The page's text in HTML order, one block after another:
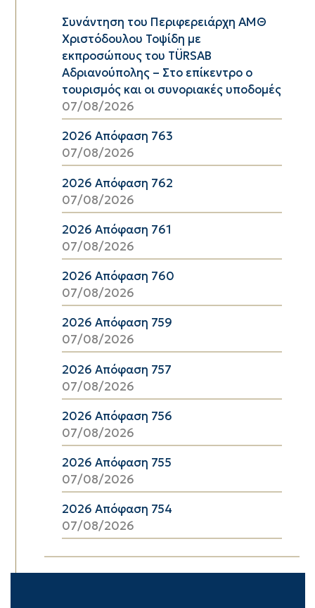
Συνάντηση του Περιφερειάρχη ΑΜΘ
Χριστόδουλου Τοψίδη με
εκπροσώπους του TÜRSAB
Αδριανούπολης – Στο επίκεντρο ο
τουρισμός και οι συνοριακές υποδομές
07/08/2026
2026 Απόφαση 763
07/08/2026
2026 Απόφαση 762
07/08/2026
2026 Απόφαση 761
07/08/2026
2026 Απόφαση 760
07/08/2026
2026 Απόφαση 759
07/08/2026
2026 Απόφαση 757
07/08/2026
2026 Απόφαση 756
07/08/2026
2026 Απόφαση 755
07/08/2026
2026 Απόφαση 754
07/08/2026